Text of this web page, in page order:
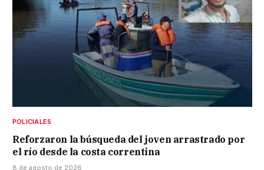
POLICIALES
Reforzaron la búsqueda del joven arrastrado por
el río desde la costa correntina
8 de agosto de 2026